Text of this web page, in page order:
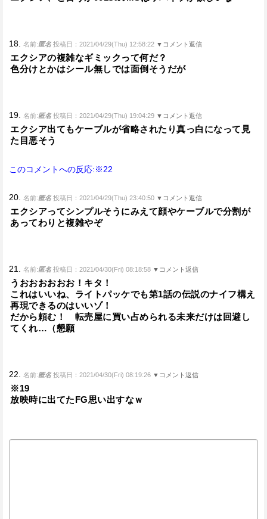
18. 名前:匿名 投稿日：2021/04/29(Thu) 12:58:22 ▼コメント返信
エクシアの複雑なギミックって何だ？
色分けとかはシール無しでは面倒そうだが
19. 名前:匿名 投稿日：2021/04/29(Thu) 19:04:29 ▼コメント返信
エクシア出てもケーブルが省略されたり真っ白になって見
た目悪そう
このコメントへの反応:※22
20. 名前:匿名 投稿日：2021/04/29(Thu) 23:40:50 ▼コメント返信
エクシアってシンプルそうにみえて顔やケーブルで分割が
あってわりと複雑やぞ
21. 名前:匿名 投稿日：2021/04/30(Fri) 08:18:58 ▼コメント返信
うおおおおおお！キタ！
これはいいね、ライトパッケでも第1話の伝説のナイフ構え
再現できるのはいいゾ！
だから頼む！ 転売屋に買い占められる未来だけは回避し
てくれ…（懇願
22. 名前:匿名 投稿日：2021/04/30(Fri) 08:19:26 ▼コメント返信
※19
放映時に出てたFG思い出すなｗ